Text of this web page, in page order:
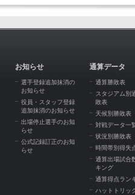
お知らせ
選手登録追加抹消の
お知らせ
役員・スタッフ登録
追加抹消のお知らせ
出場停止選手のお知
らせ
公式記録訂正のお知
らせ
通算データ
通算勝敗表
スタジアム別
敗表
天候別勝敗表
対戦データ一
状況別勝敗表
時間帯別得失
通算出場試合
キング
通算得点ラン
ハットトリッ